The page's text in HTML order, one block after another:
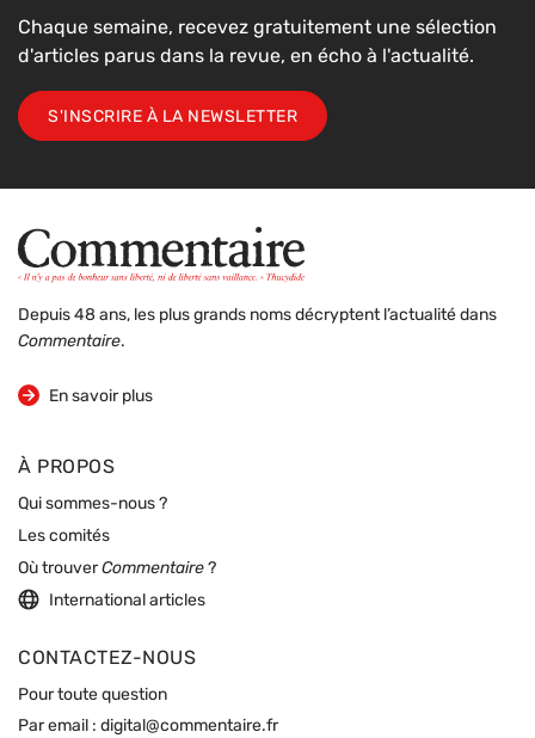
Chaque semaine, recevez gratuitement une sélection
d'articles parus dans la revue, en écho à l'actualité.
S'INSCRIRE À LA NEWSLETTER
Depuis 48 ans, les plus grands noms décryptent l’actualité dans
Commentaire.
En savoir plus
sur la revue
À PROPOS
Qui sommes-nous ?
Les comités
Où trouverCommentaire ?
International articles
CONTACTEZ-NOUS
Pour toute question
Par email : digital@commentaire.fr